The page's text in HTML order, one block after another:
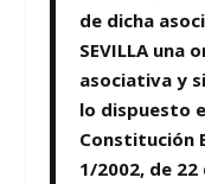
de dicha
SEVILLA una
asociativa y
lo dispuesto
Constitución
1/2002, de